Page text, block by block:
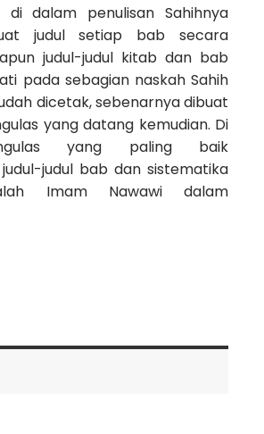
di dalam penulisan Sahihnya
judul setiap bab secara
judul-judul kitab dan bab
pada sebagian naskah Sahih
dicetak, sebenarnya dibuat
yang datang kemudian. Di
yang paling baik
judul bab dan sistematika
Imam Nawawi dalam